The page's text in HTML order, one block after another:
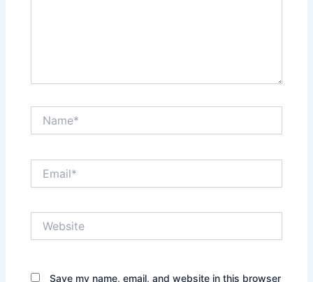
Save my name, email, and website in this browser